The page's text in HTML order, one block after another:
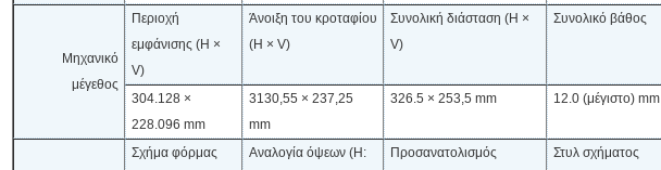
Μηχανικό
μέγεθος
Περιοχή
εμφάνισης (H ×
V)
Άνοιξη του κροταφίου
(H × V)
Συνολική διάσταση (H ×
V)
Συνολικό βάθος
304.128 ×
228.096 mm
3130,55 × 237,25
mm
326.5 × 253,5 mm 12.0 (μέγιστο) mm
Σχήμα φόρμας
Αναλογία όψεων (H:
Προσανατολισμός Στυλ σχήματος